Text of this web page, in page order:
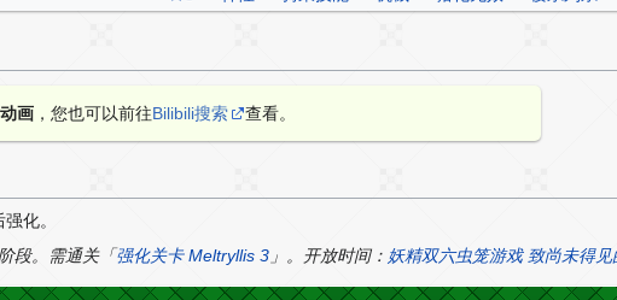
画 ，您也可以前往Bilibili搜索 查看。
强化。
段。需通关「强化关卡 Meltryllis 3 」。开放时间： 妖精双六虫笼游戏 致尚未得